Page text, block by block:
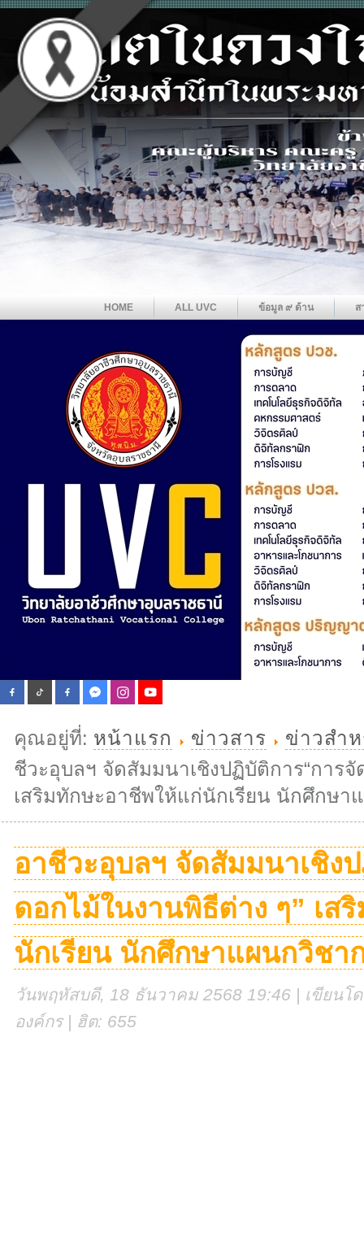
HOME ALL UVC ข้อมูล ๙ ด้าน ส
คุณอยู่ที่: หน้าแรก ข่าวสาร
ข่าวสำ
ชีวะอุบลฯ จัดสัมมนาเชิงปฏิบัติการ“การ
เสริมทักษะอาชีพให้แก่นักเรียน นักศึกษ
อาชีวะอุบลฯ จัดสัมมนาเชิง
ดอกไม้ในงานพิธีต่าง ๆ” เส
นักเรียน นักศึกษาแผนกวิชา
วันพฤหัสบดี, 18 ธันวาคม 2568 19:46 | เขียนโ
องค์กร | ฮิต: 655